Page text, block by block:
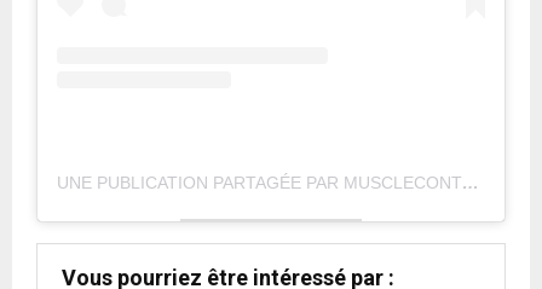
UNE PUBLICATION PARTAGÉE PAR MUSCLECONTEST (@MUSCLECONTEST)
Vous pourriez être intéressé par :